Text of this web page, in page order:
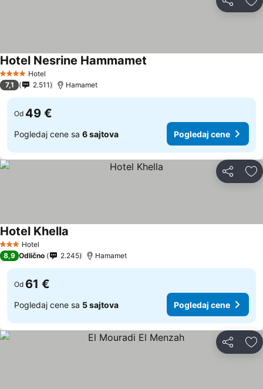
Deli
4 ZvezdiceHotel
Hotel Nesrine Hammamet
7,1 2.511 Hamamet
Od 49 €
Pogledaj cene sa 6 sajtova Pogledaj cene
Deli
3 Zvezdice
Hotel
Hotel Khella
8,9 Odlično 2.245 Hamamet
Od 61 €
Pogledaj cene sa 5 sajtova Pogledaj cene
Deli